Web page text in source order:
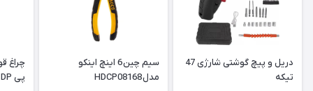
دریل و پیچ گوشتی شارژی 47
تیکه
سیم چین 6 اینچ اینکو
مدل HDCP08168
پی DP | مدل DP-7045B